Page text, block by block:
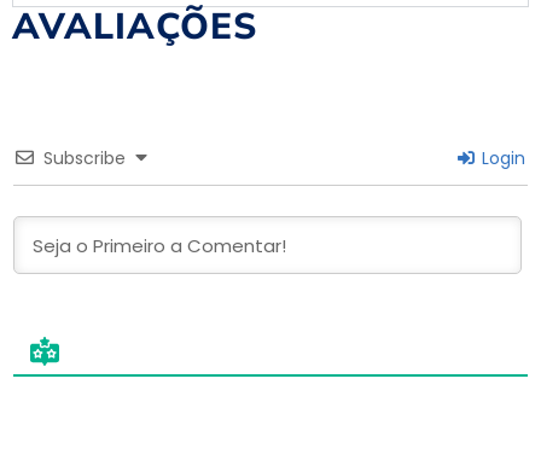
AVALIAÇÕES
Subscribe Login